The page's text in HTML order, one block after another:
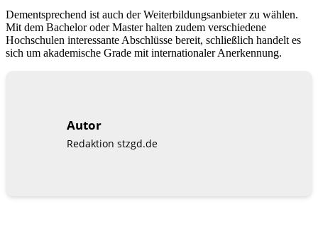
Dementsprechend ist auch der Weiterbildungsanbieter zu wählen.
Mit dem Bachelor oder Master halten zudem verschiedene
Hochschulen interessante Abschlüsse bereit, schließlich handelt es
sich um akademische Grade mit internationaler Anerkennung.
Autor
Redaktion stzgd.de